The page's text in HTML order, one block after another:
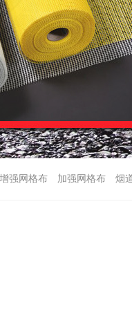
增强网格布 加强网格布 烟